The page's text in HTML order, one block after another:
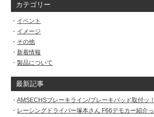
カテゴリー
イベント
イメージ
その他
新着情報
製品について
最新記事
AMSECHSブレーキライン/ブレーキパッド取付ッ！
レーシングドライバー塚本さん F66デモカー紹介っ